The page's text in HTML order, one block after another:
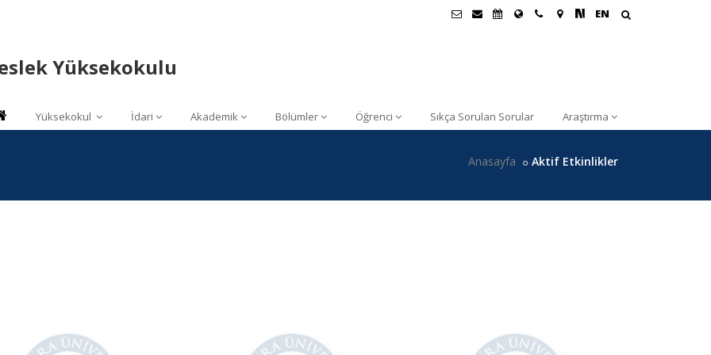
EN
Yüksekokulu
Yüksekokul İdari Akademik Bölümler Öğrenci Sıkça Sorulan Sorular Araştırma
Anasayfa Aktif Etkinlikler